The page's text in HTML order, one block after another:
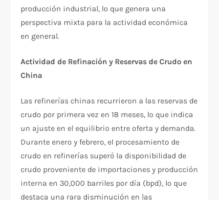
producción industrial, lo que genera una
perspectiva mixta para la actividad económica
en general.
Actividad de Refinación y Reservas de Crudo en
China
Las refinerías chinas recurrieron a las reservas de
crudo por primera vez en 18 meses, lo que indica
un ajuste en el equilibrio entre oferta y demanda.
Durante enero y febrero, el procesamiento de
crudo en refinerías superó la disponibilidad de
crudo proveniente de importaciones y producción
interna en 30,000 barriles por día (bpd), lo que
destaca una rara disminución en las